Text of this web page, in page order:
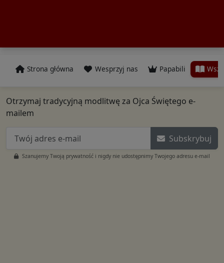
Strona główna Wesprzyj nas Papabili
Otrzymaj tradycyjną modlitwę za Ojca Świętego e-
mailem
Subskrybuj
Szanujemy Twoją prywatność i nigdy nie udostępnimy Twojego adresu e-mail